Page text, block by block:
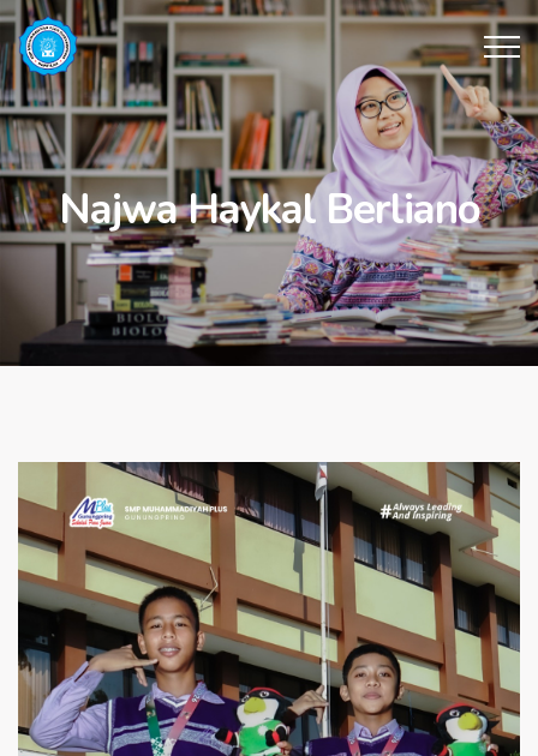
Najwa Haykal Berliano